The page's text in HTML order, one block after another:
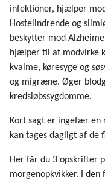
infektioner, hjælper
Hostelindrende og
beskytter mod
hjælper til at modvirke
kvalme, køresyge og
og migræne. Øger
kredsløbssygdomme.
Kort sagt er ingefær en
kan tages dagligt af de
Her får du 3 opskrifter
morgenopkvikker. I